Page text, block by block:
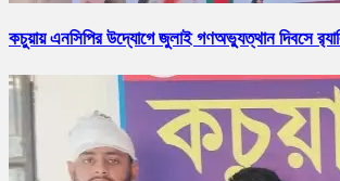
কচুয়ায় এনসিপির উদ্যোগে জুলাই গণঅভ্যুত্থান দিবসে